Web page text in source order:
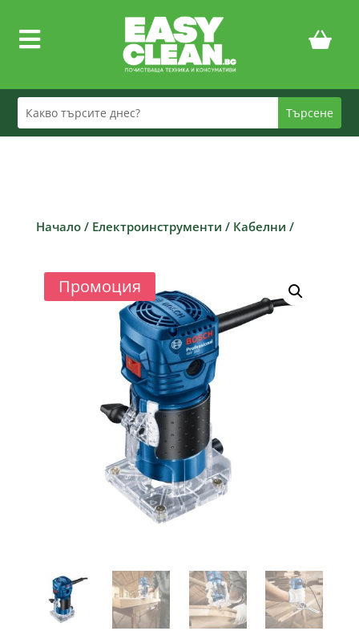

Начало/ Електроинструменти / Кабелни /
Промоция